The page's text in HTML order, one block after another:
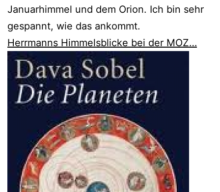
Januarhimmel und dem Orion. Ich bin sehr
gespannt, wie das ankommt.
Herrmanns Himmelsblicke bei der MOZ…